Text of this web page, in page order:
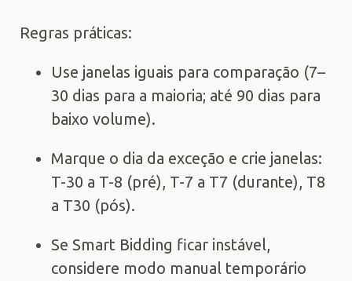
Regras práticas:
Use janelas iguais para comparação (7–
30 dias para a maioria; até 90 dias para
baixo volume).
Marque o dia da exceção e crie janelas:
T-30 a T-8 (pré), T-7 a T7 (durante), T8
a T30 (pós).
Se Smart Bidding ficar instável,
considere modo manual temporário